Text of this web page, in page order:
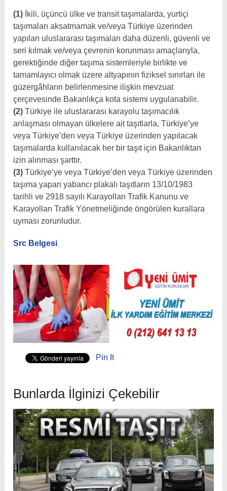
(1) İkili, üçüncü ülke ve transit taşımalarda, yurtiçi
taşımaları aksatmamak ve/veya Türkiye üzerinden
yapılan uluslararası taşımaları daha düzenli, güvenli ve
seri kılmak ve/veya çevrenin korunması amaçlarıyla,
gerektiğinde diğer taşıma sistemleriyle birlikte ve
tamamlayıcı olmak üzere altyapının fiziksel sınırları ile
güzergâhların belirlenmesine ilişkin mevzuat
çerçevesinde Bakanlıkça kota sistemi uygulanabilir.
(2) Türkiye ile uluslararası karayolu taşımacılık
anlaşması olmayan ülkelere ait taşıtlarla, Türkiye’ye
veya Türkiye’den veya Türkiye üzerinden yapılacak
taşımalarda kullanılacak her bir taşıt için Bakanlıktan
izin alınması şarttır.
(3) Türkiye’ye veya Türkiye’den veya Türkiye üzerinden
taşıma yapan yabancı plakalı taşıtların 13/10/1983
tarihli ve 2918 sayılı Karayolları Trafik Kanunu ve
Karayolları Trafik Yönetmeliğinde öngörülen kurallara
uyması zorunludur.
Src Belgesi
Pin It
Bunlarda İlginizi Çekebilir